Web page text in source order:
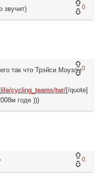
0
звучит)
0
так что Трэйси Моузли
cycling_teams/twr/[/quote]
годе )))
0